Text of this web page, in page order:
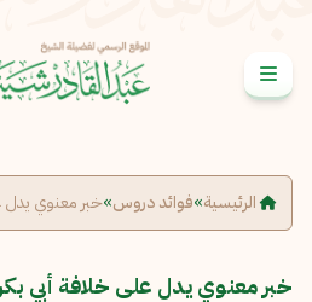
الرئيسية»فوائد دروس»خبر معنوي يدل
خبر معنوي يدل على خلافة أبي
الإبلاغ عن